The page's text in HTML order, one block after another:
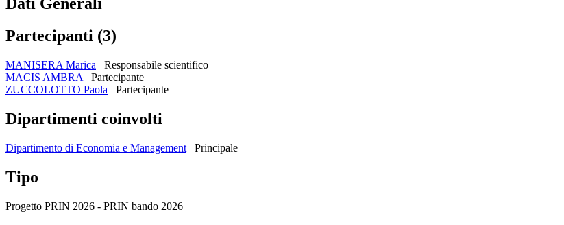
Dati Generali
Partecipanti (3)
MANISERA Marica
Responsabile scientifico
MACIS AMBRA
Partecipante
ZUCCOLOTTO Paola
Partecipante
Dipartimenti coinvolti
Dipartimento di Economia e Management Principale
Tipo
Progetto PRIN 2026 - PRIN bando 2026